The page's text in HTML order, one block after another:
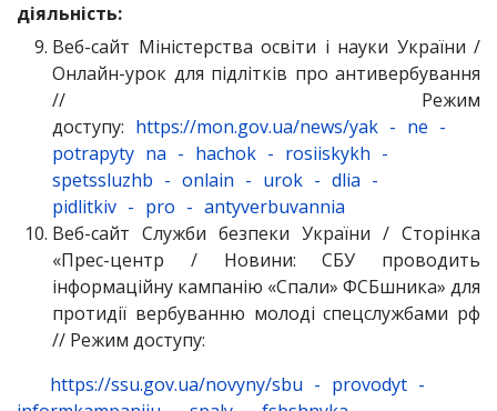
діяльність:
Веб-сайт Міністерства освіти і науки України /
Онлайн-урок для підлітків про антивербування
// Режим
доступу: https://mon.gov.ua/news/yak - ne -
potrapyty na - hachok - rosiiskykh -
spetssluzhb - onlain - urok - dlia -
pidlitkiv - pro - antyverbuvannia
Веб-сайт Служби безпеки України / Сторінка
«Прес-центр / Новини: СБУ проводить
інформаційну кампанію «Спали» ФСБшника» для
протидії вербуванню молоді спецслужбами рф
// Режим доступу:
https://ssu.gov.ua/novyny/sbu - provodyt -